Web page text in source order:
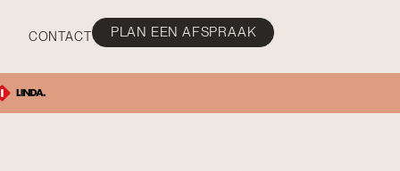
CONTACT PLAN EEN AFSPRAAK